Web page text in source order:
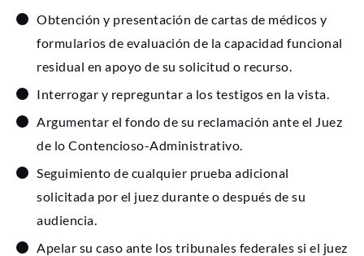
Obtención y presentación de cartas de médicos y
formularios de evaluación de la capacidad funcional
residual en apoyo de su solicitud o recurso.
Interrogar y repreguntar a los testigos en la vista.
Argumentar el fondo de su reclamación ante el Juez
de lo Contencioso-Administrativo.
Seguimiento de cualquier prueba adicional
solicitada por el juez durante o después de su
audiencia.
Apelar su caso ante los tribunales federales si el juez